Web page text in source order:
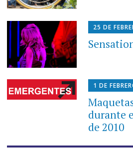
25 DE
1 DE
durante
de 2010